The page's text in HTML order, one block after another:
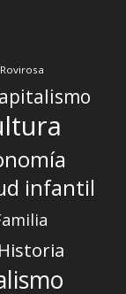
infantil
Historia